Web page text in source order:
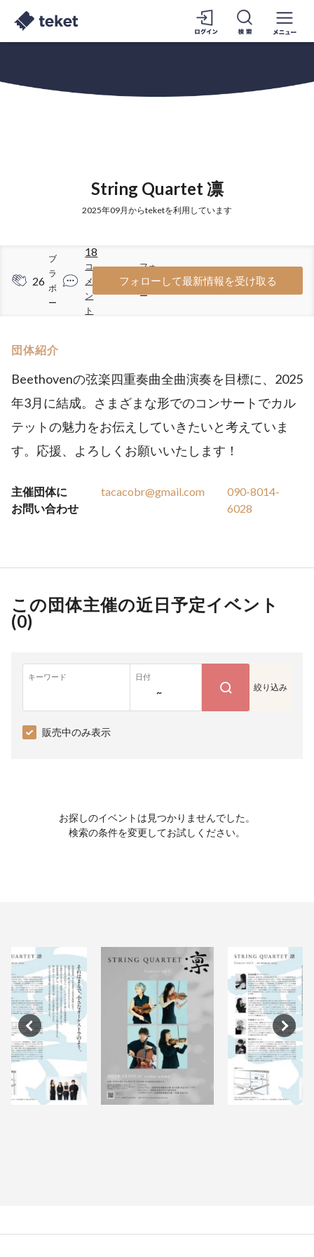
String Quartet 凛
2025年09月からteketを利用しています
26
ブ
ラ
ボ
ー
18
コ
メ
ン
ト
49
フォ
ロワ
ー
フォローして最新情報を受け取る
団体紹介
Beethovenの弦楽四重奏曲全曲演奏を目標に、2025
年3月に結成。さまざまな形でのコンサートでカル
テットの魅力をお伝えしていきたいと考えていま
す。応援、よろしくお願いいたします！
主催団体に
お問い合わせ
tacacobr@gmail.com
090-8014-
6028
この団体主催の近日予定イベント
(0)
キーワード 日付
~ 絞り込み
販売中のみ表示
お探しのイベントは見つかりませんでした。
検索の条件を変更してお試しください。